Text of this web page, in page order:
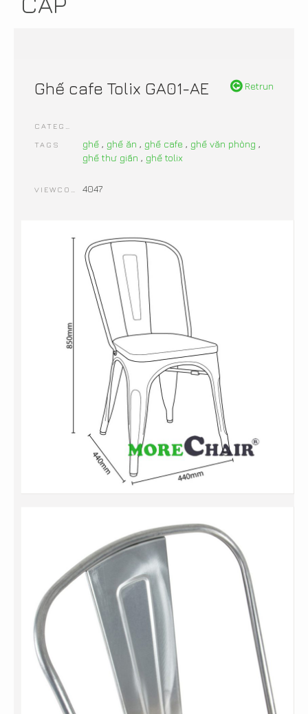
Retrun
Ghế cafe Tolix GA01-AE
TAGS ghế, ghế ăn , ghế cafe, ghế văn phòng ,
ghế thư giãn , ghế tolix
4047